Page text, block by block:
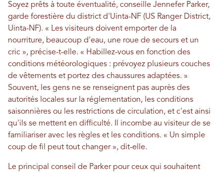
Soyez prêts à toute éventualité, conseille Jennefer Parker,
garde forestière du district d'Uinta-NF (US Ranger District,
Uinta-NF). « Les visiteurs doivent emporter de la
nourriture, beaucoup d'eau, une roue de secours et un
cric », précise-t-elle. « Habillez-vous en fonction des
conditions météorologiques : prévoyez plusieurs couches
de vêtements et portez des chaussures adaptées. »
Souvent, les gens ne se renseignent pas auprès des
autorités locales sur la réglementation, les conditions
saisonnières ou les restrictions de circulation, et c'est ainsi
qu'ils se mettent en difficulté. Il incombe au visiteur de se
familiariser avec les règles et les conditions. « Un simple
coup de fil peut tout changer », dit-elle.
Le principal conseil de Parker pour ceux qui souhaitent